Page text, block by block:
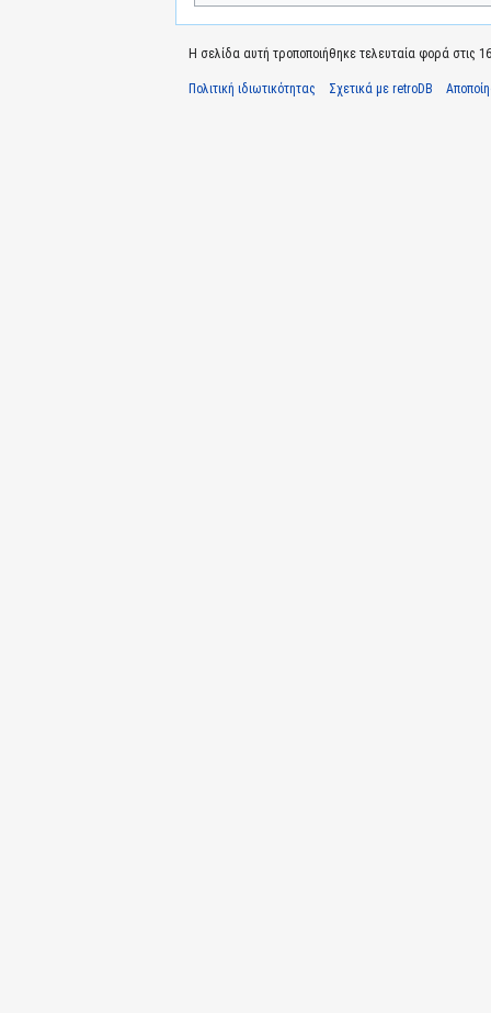
Η σελίδα αυτή τροποποιήθηκε τελευταία φορά στις
Πολιτική ιδιωτικότητας Σχετικά με retroDB